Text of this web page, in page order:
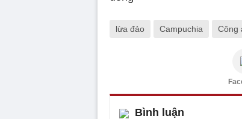
lừa đảo Campuchia Công
Bình luận